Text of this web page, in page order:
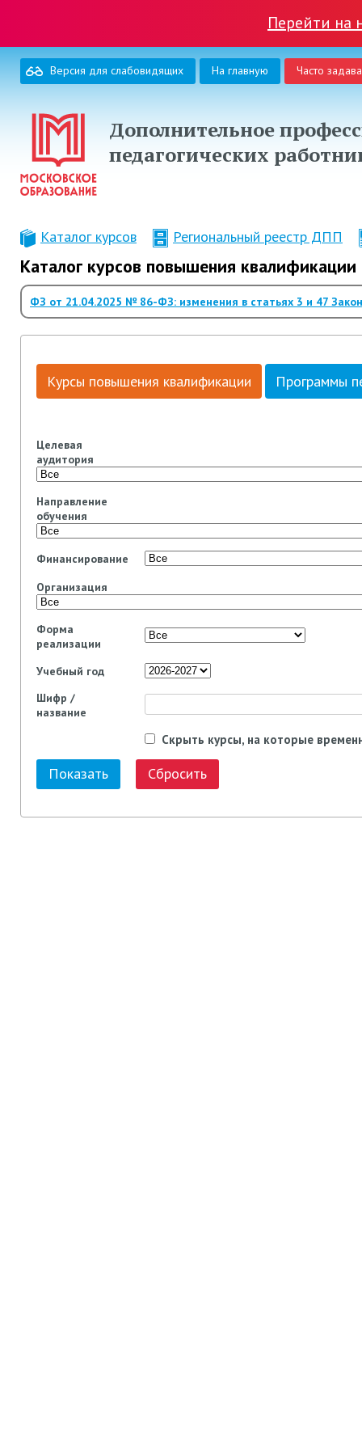
Перейти на
Версия для слабовидящих На главную Часто
Дополнительное
педагогических
Каталог курсов Региональный реестр ДПП
Каталог курсов повышения
ФЗ от 21.04.2025 № 86-ФЗ: изменения в статьях 3 и 47
Курсы повышения квалификации Программы
Целевая
аудитория
Направление
обучения
Финансирование
Организация
Форма
реализации
Учебный год
Шифр /
название
Скрыть курсы, на которые
Сбросить